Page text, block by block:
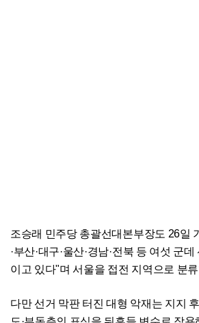
조승래 민주당 총괄선대본부장도 26일
·부산·대구·울산·경남·전북 등 여섯 군
이고 있다"며 서울을 접전 지역으로 분
다만 선거 막판 터진 대형 악재는 지지